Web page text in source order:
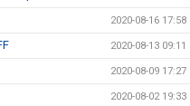
2020-08-16 17:58
2020-08-13 09:11
2020-08-09 17:27
2020-08-02 19:33